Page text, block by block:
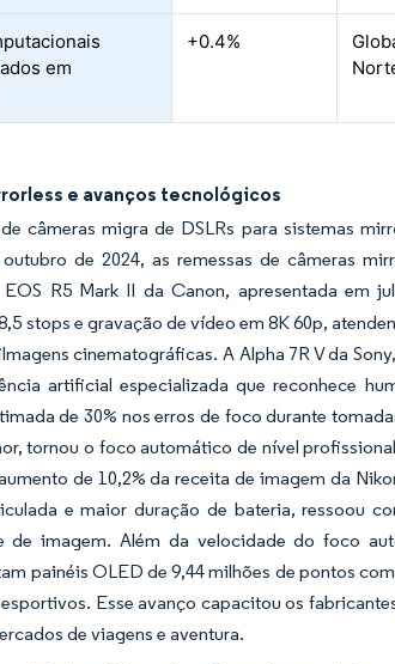
em
+0.4%
e avanços tecnológicos
câmeras migra de DSLRs para sistemas
de 2024, as remessas de câmeras
R5 Mark II da Canon, apresentada em
stops e gravação de vídeo em 8K 60p,
cinematográficas. A Alpha 7R V da
artificial especializada que reconhece
de 30% nos erros de foco durante
tornou o foco automático de nível
de 10,2% da receita de imagem da
e maior duração de bateria, ressoou
de imagem. Além da velocidade do foco
painéis OLED de 9,44 milhões de pontos
Esse avanço capacitou os
de viagens e aventura.